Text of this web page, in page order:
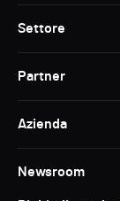
Settore
Partner
Azienda
Newsroom